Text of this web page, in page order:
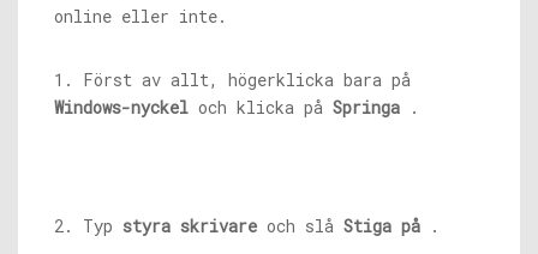
online eller inte.
1. Först av allt, högerklicka bara på
Windows-nyckel och klicka på Springa .
2. Typ styra skrivare och slå Stiga på .